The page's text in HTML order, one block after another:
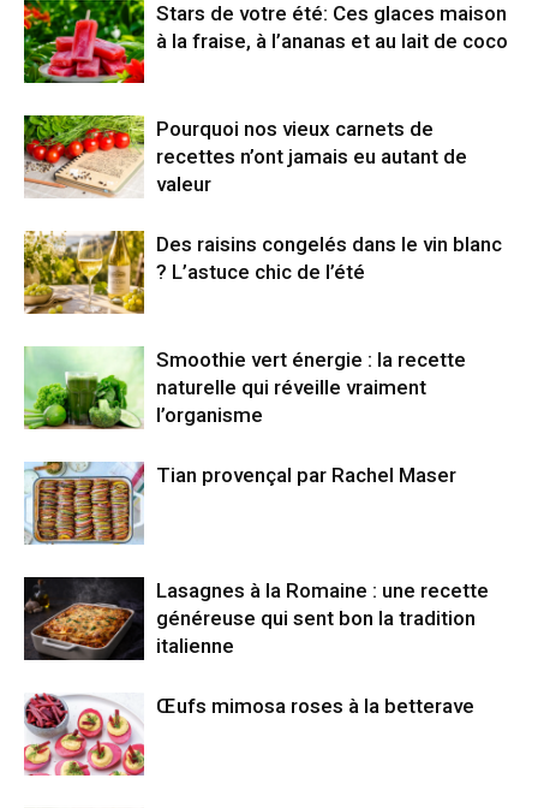
Stars de votre été: Ces glaces maison
à la fraise, à l’ananas et au lait de coco
Pourquoi nos vieux carnets de
recettes n’ont jamais eu autant de
valeur
Des raisins congelés dans le vin blanc
? L’astuce chic de l’été
Smoothie vert énergie : la recette
naturelle qui réveille vraiment
l’organisme
Tian provençal par Rachel Maser
Lasagnes à la Romaine : une recette
généreuse qui sent bon la tradition
italienne
Œufs mimosa roses à la betterave